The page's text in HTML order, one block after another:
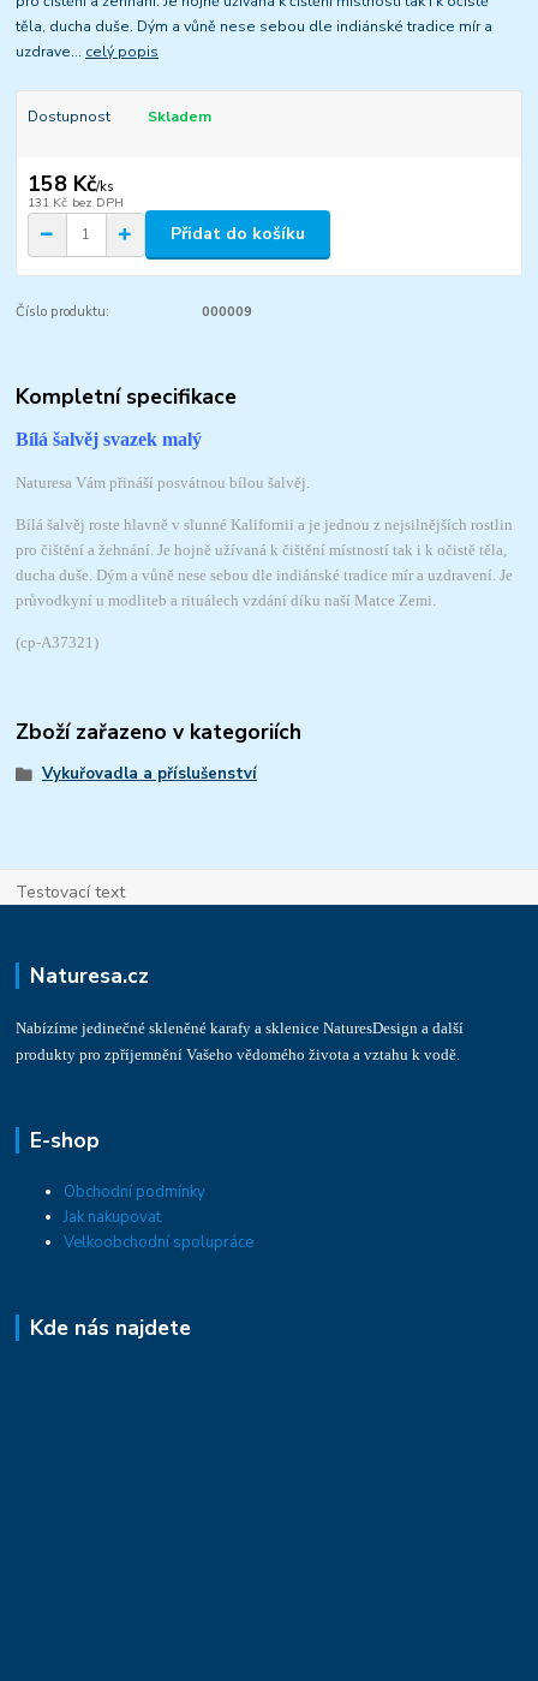
těla, ducha duše. Dým a vůně nese sebou dle indiánské tradice mír a
uzdrave... celý popis
Dostupnost Skladem
158 Kč/ks
131 Kč bez DPH
Přidat do košíku
Číslo produktu: 000009
Kompletní specifikace
Bílá šalvěj svazek malý
Naturesa Vám přináší posvátnou bílou šalvěj.
Bílá šalvěj roste hlavně v slunné Kalifornii a je jednou z nejsilnějších rostlin
pro čištění a žehnání. Je hojně užívaná k čištění místností tak i k očistě těla,
ducha duše. Dým a vůně nese sebou dle indiánské tradice mír a uzdravení. Je
průvodkyní u modliteb a rituálech vzdání díku naší Matce Zemi.
(cp-A37321)
Zboží zařazeno v kategoriích
Vykuřovadla a příslušenství
Testovací text
Naturesa.cz
Nabízíme jedinečné skleněné karafy a sklenice NaturesDesign a další
produkty pro zpříjemnění Vašeho vědomého života a vztahu k vodě.
E-shop
Obchodní podmínky
Jak nakupovat
Velkoobchodní spolupráce
Kde nás najdete